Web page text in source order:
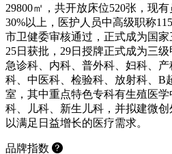
29800㎡，共开放床位520张，现
30%以上，医护人员中高级职称
市卫健委审核通过，正式成为国家
25日获批，29日授牌正式成为三
急诊科、内科、普外科、妇科、
科、中医科、检验科、放射科、B
室，其中重点特色专科有生殖医
科、儿科、新生儿科，并拟建微
以满足日益增长的医疗需求。
品牌指数